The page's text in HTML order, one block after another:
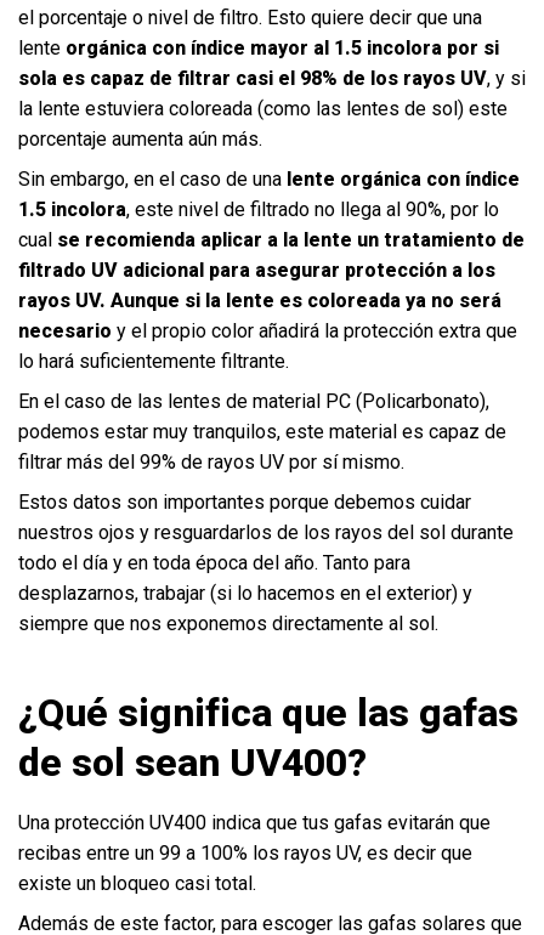
el porcentaje o nivel de filtro. Esto quiere decir que una
lente orgánica con índice mayor al 1.5 incolora por si
sola es capaz de filtrar casi el 98% de los rayos UV, y si
la lente estuviera coloreada (como las lentes de sol) este
porcentaje aumenta aún más.
Sin embargo, en el caso de una lente orgánica con índice
1.5 incolora, este nivel de filtrado no llega al 90%, por lo
cual se recomienda aplicar a la lente un tratamiento de
filtrado UV adicional para asegurar protección a los
rayos UV. Aunque si la lente es coloreada ya no será
necesario y el propio color añadirá la protección extra que
lo hará suficientemente filtrante.
En el caso de las lentes de material PC (Policarbonato),
podemos estar muy tranquilos, este material es capaz de
filtrar más del 99% de rayos UV por sí mismo.
Estos datos son importantes porque debemos cuidar
nuestros ojos y resguardarlos de los rayos del sol durante
todo el día y en toda época del año. Tanto para
desplazarnos, trabajar (si lo hacemos en el exterior) y
siempre que nos exponemos directamente al sol.
¿Qué significa que las gafas
de sol sean UV400?
Una protección UV400 indica que tus gafas evitarán que
recibas entre un 99 a 100% los rayos UV, es decir que
existe un bloqueo casi total.
Además de este factor, para escoger las gafas solares que